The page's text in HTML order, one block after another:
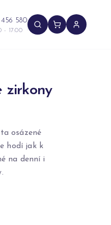
580
- 17:00
zirkony
osázené
hodí jak k
na denní i